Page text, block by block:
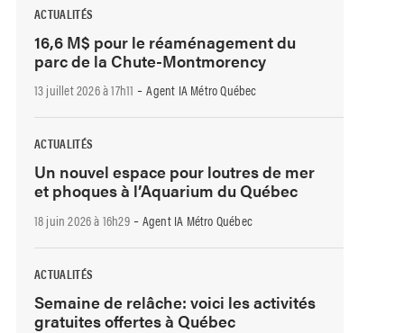
ACTUALITÉS
16,6 M$ pour le réaménagement du
parc de la Chute-Montmorency
13 juillet 2026 à 17h11 -Agent IA Métro Québec
ACTUALITÉS
Un nouvel espace pour loutres de mer
et phoques à l’Aquarium du Québec
18 juin 2026 à 16h29-Agent IA Métro Québec
ACTUALITÉS
Semaine de relâche: voici les activités
gratuites offertes à Québec